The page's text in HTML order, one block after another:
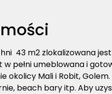
43 m2 zlokalizowana
pełni umeblowana i
okolicy Mali i Robit,
beach bary itp. Aby